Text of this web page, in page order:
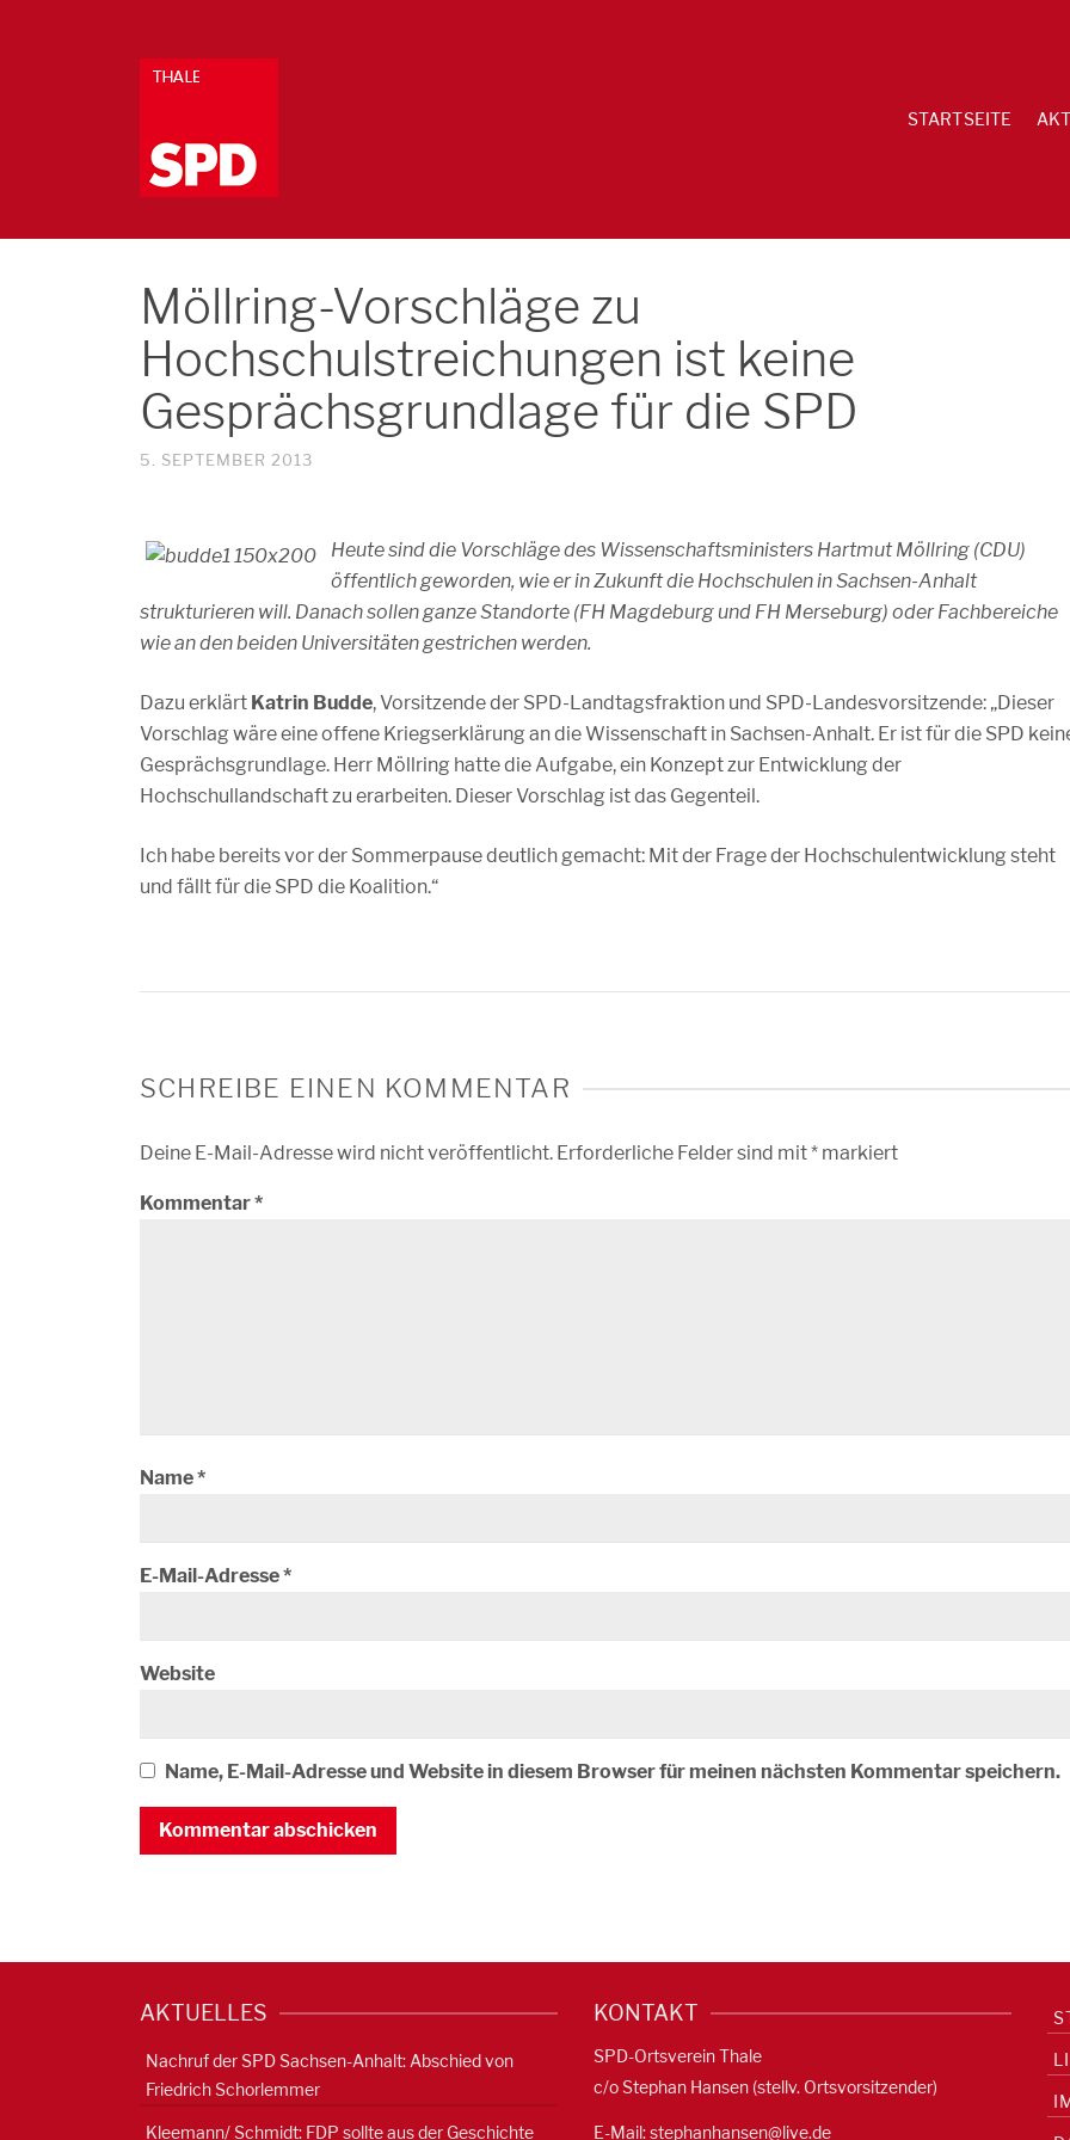
STARTSEITE
Möllring-Vorschläge zu
Hochschulstreichungen ist keine
Gesprächsgrundlage für die SPD
5. SEPTEMBER 2013
Heute sind die Vorschläge des Wissenschaftsministers Hartmut Möllring (CDU)
öffentlich geworden, wie er in Zukunft die Hochschulen in Sachsen-Anhalt
strukturieren will. Danach sollen ganze Standorte (FH Magdeburg und FH Merseburg) oder Fachbereiche
wie an den beiden Universitäten gestrichen werden.
Dazu erklärt Katrin Budde, Vorsitzende der SPD-Landtagsfraktion und SPD-Landesvorsitzende: „Dieser
Vorschlag wäre eine offene Kriegserklärung an die Wissenschaft in Sachsen-Anhalt. Er ist für die SPD
Gesprächsgrundlage. Herr Möllring hatte die Aufgabe, ein Konzept zur Entwicklung der
Hochschullandschaft zu erarbeiten. Dieser Vorschlag ist das Gegenteil.
Ich habe bereits vor der Sommerpause deutlich gemacht: Mit der Frage der Hochschulentwicklung steht
und fällt für die SPD die Koalition.“
SCHREIBE EINEN KOMMENTAR
Deine E-Mail-Adresse wird nicht veröffentlicht. Erforderliche Felder sind mit* markiert
Kommentar*
Name*
E-Mail-Adresse*
Website
Name, E-Mail-Adresse und Website in diesem Browser für meinen nächsten Kommentar speichern.
AKTUELLES
Nachruf der SPD Sachsen-Anhalt: Abschied von
Friedrich Schorlemmer
Kleemann/ Schmidt: FDP sollte aus der Geschichte
KONTAKT
SPD-Ortsverein Thale
c/o Stephan Hansen (stellv. Ortsvorsitzender)
E-Mail:stephanhansen@live.de